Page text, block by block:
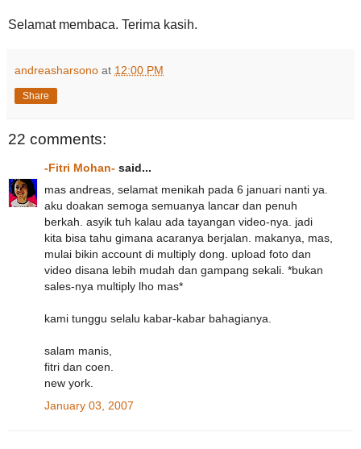
Selamat membaca. Terima kasih.
andreasharsono at 12:00 PM
Share
22 comments:
-Fitri Mohan- said...
mas andreas, selamat menikah pada 6 januari nanti ya.
aku doakan semoga semuanya lancar dan penuh
berkah. asyik tuh kalau ada tayangan video-nya. jadi
kita bisa tahu gimana acaranya berjalan. makanya, mas,
mulai bikin account di multiply dong. upload foto dan
video disana lebih mudah dan gampang sekali. *bukan
sales-nya multiply lho mas*
kami tunggu selalu kabar-kabar bahagianya.
salam manis,
fitri dan coen.
new york.
January 03, 2007